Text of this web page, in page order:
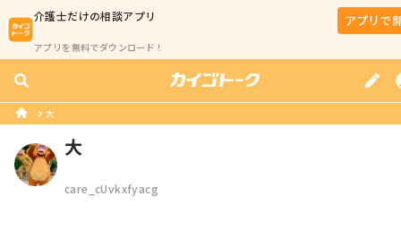
介護士だけの相談アプリ
アプリを無料でダウンロード！
アプリで
大
大
care_cUvkxfyacg